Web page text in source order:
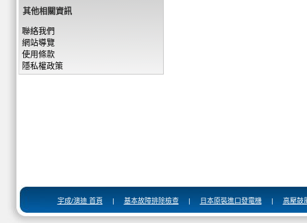
其他相關資訊
聯絡我們
網站導覽
使用條款
隱私權政策
宇成/澳迪 首頁 | 基本故障排除檢查 | 日本原裝進口發電機 | 高壓鼓